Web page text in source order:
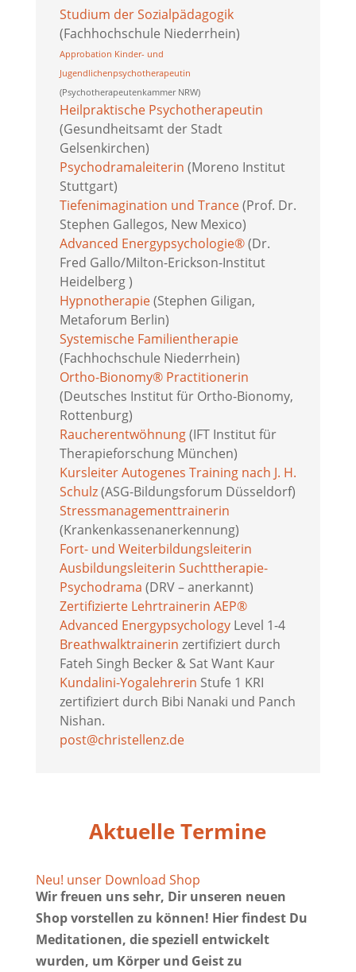
Studium der Sozialpädagogik
(Fachhochschule Niederrhein)
Approbation Kinder- und
Jugendlichenpsychotherapeutin
(Psychotherapeutenkammer NRW)
Heilpraktische Psychotherapeutin
(Gesundheitsamt der Stadt
Gelsenkirchen)
Psychodramaleiterin (Moreno Institut
Stuttgart)
Tiefenimagination und Trance(Prof. Dr.
Stephen Gallegos, New Mexico)
Advanced Energypsychologie®(Dr.
Fred Gallo/Milton-Erickson-Institut
Heidelberg )
Hypnotherapie(Stephen Giligan,
Metaforum Berlin)
Systemische Familientherapie
(Fachhochschule Niederrhein)
Ortho-Bionomy® Practitionerin
(Deutsches Institut für Ortho-Bionomy,
Rottenburg)
Raucherentwöhnung(IFT Institut für
Therapieforschung München)
Kursleiter Autogenes Training nach J. H.
Schulz(ASG-Bildungsforum Düsseldorf)
Stressmanagementtrainerin
(Krankenkassenanerkennung)
Fort- und Weiterbildungsleiterin
Ausbildungsleiterin Suchttherapie-
Psychodrama (DRV – anerkannt)
Zertifizierte Lehrtrainerin AEP®
Advanced EnergypsychologyLevel 1-4
Breathwalktrainerin zertifiziert durch
Fateh Singh Becker & Sat Want Kaur
Kundalini-Yogalehrerin Stufe 1 KRI
zertifiziert durch Bibi Nanaki und Panch
Nishan.
post@christellenz.de
Aktuelle Termine
Neu! unser Download Shop
Wir freuen uns sehr, Dir unseren neuen
Shop vorstellen zu können! Hier findest Du
Meditationen, die speziell entwickelt
wurden, um Körper und Geist zu